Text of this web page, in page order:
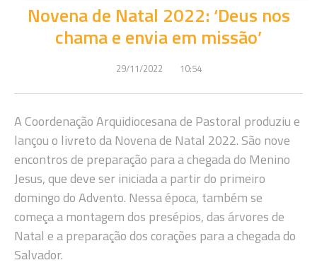
Novena de Natal 2022: ‘Deus nos
chama e envia em missão’
29/11/2022 10:54
A Coordenação Arquidiocesana de Pastoral produziu e
lançou o livreto da Novena de Natal 2022. São nove
encontros de preparação para a chegada do Menino
Jesus, que deve ser iniciada a partir do primeiro
domingo do Advento. Nessa época, também se
começa a montagem dos presépios, das árvores de
Natal e a preparação dos corações para a chegada do
Salvador.